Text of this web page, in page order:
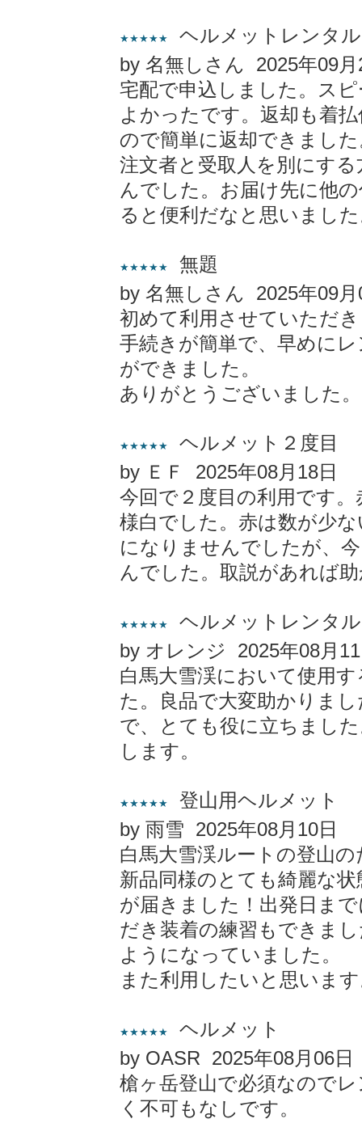
★★★★★
ヘルメットレンタル
by 名無しさん 2025年09月
宅配で申込しました。ス
よかったです。返却も着
ので簡単に返却できまし
注文者と受取人を別にす
んでした。お届け先に他
ると便利だなと思いまし
★★★★★
無題
by 名無しさん 2025年09月
初めて利用させていただ
手続きが簡単で、早めに
ができました。
ありがとうございました。
★★★★★
ヘルメット２度目
by ＥＦ 2025年08月18日
今回で２度目の利用です
様白でした。赤は数が少
になりませんでしたが、
んでした。取説があれば
★★★★★
ヘルメットレンタル
by オレンジ 2025年08月
白馬大雪渓において使用
た。良品で大変助かりま
で、とても役に立ちまし
します。
★★★★★
登山用ヘルメット
by 雨雪 2025年08月10日
白馬大雪渓ルートの登山
新品同様のとても綺麗な
が届きました！出発日ま
だき装着の練習もできま
ようになっていました。
また利用したいと思いま
★★★★★
ヘルメット
by OASR 2025年08月06日
槍ヶ岳登山で必須なので
く不可もなしです。